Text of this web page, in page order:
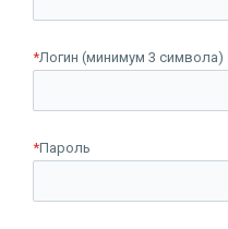
*Логин (минимум 3 символа)
*Пароль